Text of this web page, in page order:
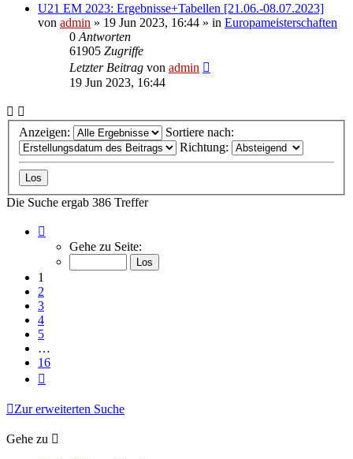
U21 EM 2023: Ergebnisse+Tabellen [21.06.-08.07.2023]
von admin » 19 Jun 2023, 16:44 » in Europameisterschaften
0 Antworten
61905 Zugriffe
Letzter Beitrag von admin
19 Jun 2023, 16:44
Anzeigen:
Sortiere nach:
Richtung:
Die Suche ergab 386 Treffer
von
Gehe zu Seite:
1
2
3
4
5
…
16
Zur erweiterten Suche
Gehe zu